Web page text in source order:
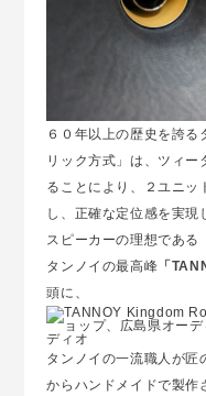
６０年以上の歴史を誇る
リック方式」は、ツィ
ることにより、２ユニッ
し、正確な定位感を実現
スピーカーの理想である
タンノイの最高峰 「
頭に、
タンノイの一流職人が匠
からハンドメイドで製作